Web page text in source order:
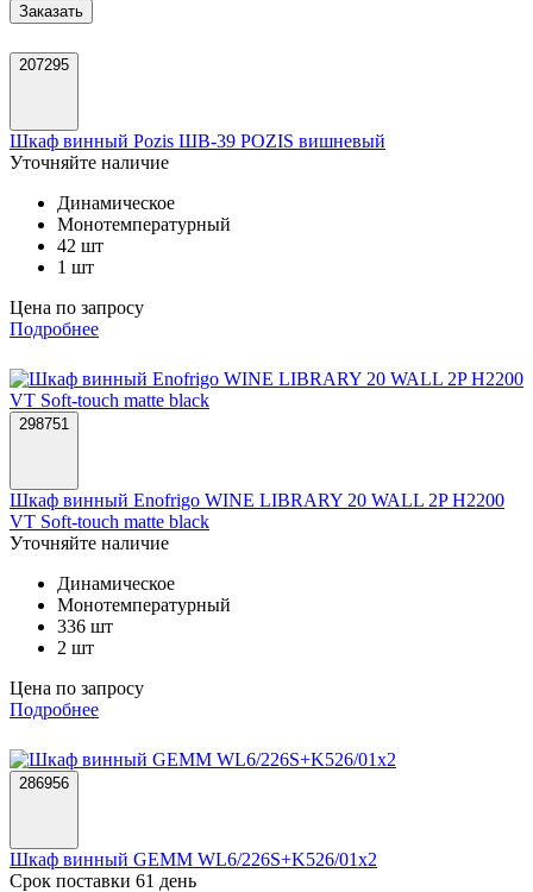
Заказать
207295
Шкаф винный Pozis ШВ-39 POZIS вишневый
Уточняйте наличие
Динамическое
Монотемпературный
42 шт
1 шт
Цена по запросу
Подробнее
298751
Шкаф винный Enofrigo WINE LIBRARY 20 WALL 2P H2200
VT Soft-touch matte black
Уточняйте наличие
Динамическое
Монотемпературный
336 шт
2 шт
Цена по запросу
Подробнее
286956
Шкаф винный GEMM WL6/226S+K526/01х2
Срок поставки 61 день